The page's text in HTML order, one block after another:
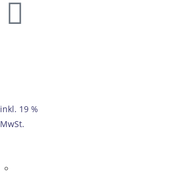
inkl. 19 %
MwSt.